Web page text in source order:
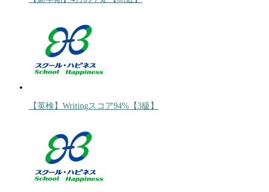
【英検】Writingスコア94%【3級】